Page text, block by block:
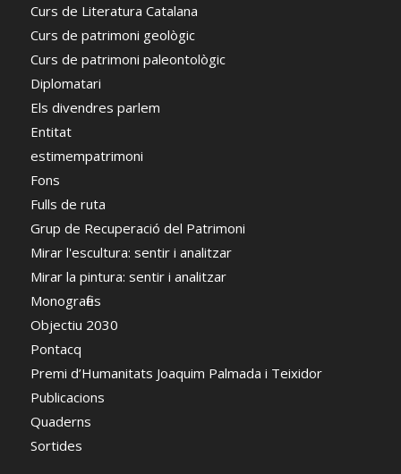
Curs de Literatura Catalana
Curs de patrimoni geològic
Curs de patrimoni paleontològic
Diplomatari
Els divendres parlem
Entitat
estimempatrimoni
Fons
Fulls de ruta
Grup de Recuperació del Patrimoni
Mirar l'escultura: sentir i analitzar
Mirar la pintura: sentir i analitzar
Monografies
Objectiu 2030
Pontacq
Premi d’Humanitats Joaquim Palmada i Teixidor
Publicacions
Quaderns
Sortides